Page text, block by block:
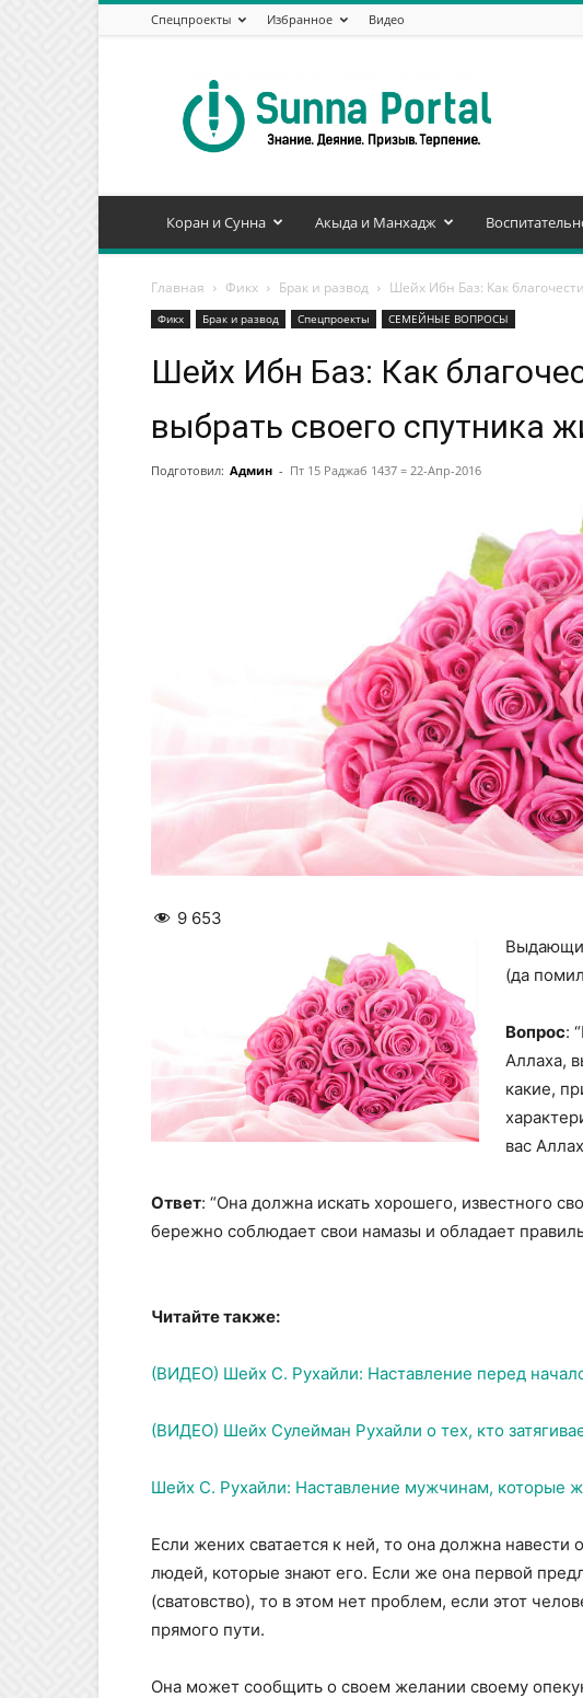
Спецпроекты Избранное Видео
Портал
Коран и Сунна Акыда и Манхадж
Главная Фикх Брак и развод Шейх Ибн Баз: Как
Фикх Брак и развод Спецпроекты СЕМЕЙНЫЕ ВОПРОСЫ
Шейх Ибн Баз: Как
выбрать своего спутника
Подготовил: Админ - Пт 15 Раджаб 1437 = 22-Апр-2016
9 653
(да
Вопрос:
Аллаха,
какие,
вас
Ответ: “Она должна искать хорошего, известного
бережно соблюдает свои намазы и обладает
Читайте также:
(ВИДЕО) Шейх С. Рухайли: Наставление перед
(ВИДЕО) Шейх Сулейман Рухайли о тех, кто
Шейх С. Рухайли: Наставление мужчинам, которые
Если жених сватается к ней, то она должна
людей, которые знают его. Если же она первой
(сватовство), то в этом нет проблем, если этот
прямого пути.
Она может сообщить о своем желании своему